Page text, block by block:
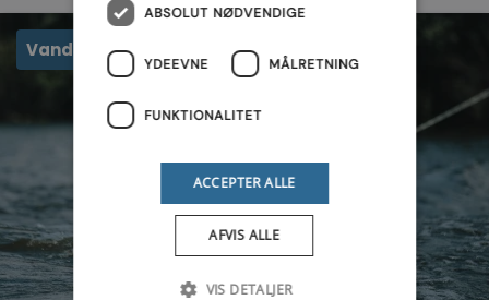
Vandsport
ABSOLUT NØDVENDIGE
YDEEVNE MÅLRETNING
FUNKTIONALITET
ACCEPTER ALLE
AFVIS ALLE
VIS DETALJER